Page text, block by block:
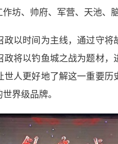
坊、帅府、军营、天池、
时间为主线，通过守将
将以钓鱼城之战为题材
世人更好地了解这一重要
界级品牌。